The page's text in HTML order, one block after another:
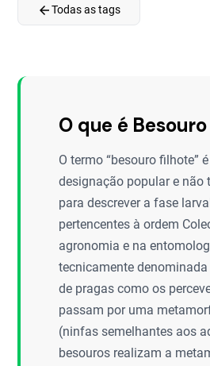
arrow_backTodas as tags
O que é
O termo “besouro filhote”
designação popular e não
para descrever a fase
pertencentes à ordem
agronomia e na
tecnicamente denominada
de pragas como os
passam por uma
(ninfas semelhantes aos
besouros realizam a